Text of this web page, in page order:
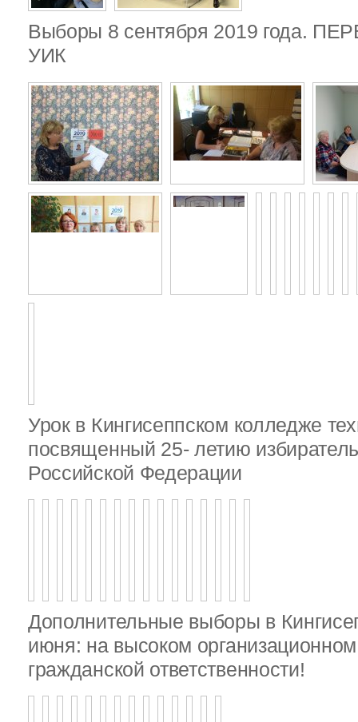
Выборы 8 сентября 2019 года.
УИК
Урок в Кингисеппском колледже
посвященный 25- летию
Российской Федерации
Дополнительные выборы в
июня: на высоком
гражданской ответственности!